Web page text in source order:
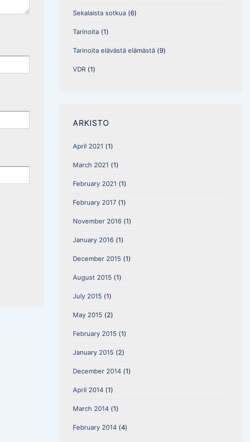
Sekalaista sotkua(6)
Tarinoita(1)
Tarinoita elävästä elämästä(9)
VDR(1)
ARKISTO
April 2021 (1)
March 2021 (1)
February 2021 (1)
February 2017(1)
November 2016(1)
January 2016(1)
December 2015 (1)
August 2015 (1)
July 2015 (1)
May 2015 (2)
February 2015 (1)
January 2015 (2)
December 2014(1)
April 2014(1)
March 2014(1)
February 2014(4)